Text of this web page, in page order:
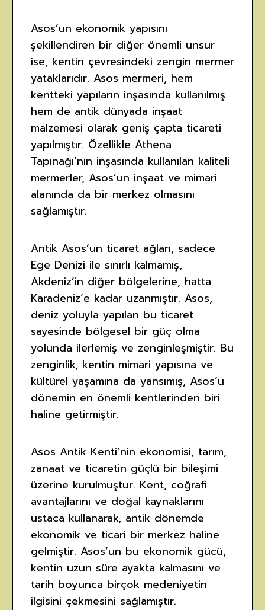
Asos’un ekonomik yapısını
şekillendiren bir diğer önemli unsur
ise, kentin çevresindeki zengin mermer
yataklarıdır. Asos mermeri, hem
kentteki yapıların inşasında kullanılmış
hem de antik dünyada inşaat
malzemesi olarak geniş çapta ticareti
yapılmıştır. Özellikle Athena
Tapınağı’nın inşasında kullanılan kaliteli
mermerler, Asos’un inşaat ve mimari
alanında da bir merkez olmasını
sağlamıştır.
Antik Asos’un ticaret ağları, sadece
Ege Denizi ile sınırlı kalmamış,
Akdeniz’in diğer bölgelerine, hatta
Karadeniz’e kadar uzanmıştır. Asos,
deniz yoluyla yapılan bu ticaret
sayesinde bölgesel bir güç olma
yolunda ilerlemiş ve zenginleşmiştir. Bu
zenginlik, kentin mimari yapısına ve
kültürel yaşamına da yansımış, Asos’u
dönemin en önemli kentlerinden biri
haline getirmiştir.
Asos Antik Kenti’nin ekonomisi, tarım,
zanaat ve ticaretin güçlü bir bileşimi
üzerine kurulmuştur. Kent, coğrafi
avantajlarını ve doğal kaynaklarını
ustaca kullanarak, antik dönemde
ekonomik ve ticari bir merkez haline
gelmiştir. Asos’un bu ekonomik gücü,
kentin uzun süre ayakta kalmasını ve
tarih boyunca birçok medeniyetin
ilgisini çekmesini sağlamıştır.